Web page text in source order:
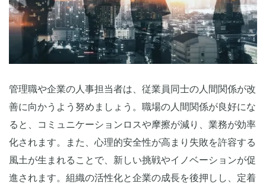
管理職や企業の人事担当者は、従業員同士の人間関係が改
善に向かうよう努めましょう。職場の人間関係が良好にな
ると、コミュニケーションロスや摩擦が減り、業務が効率
化されます。また、心理的安全性が高まり失敗を許容する
風土が生まれることで、新しい挑戦やイノベーションが促
進されます。組織の活性化と企業の成長を後押しし、定着